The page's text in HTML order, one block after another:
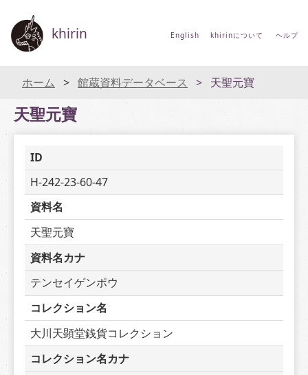
khirin English khirinについて ヘルプ
ホーム 館蔵資料データベース 天聖元寶
天聖元寶
ID
H-242-23-60-47
資料名
天聖元寶
資料名カナ
テンセイゲンポウ
コレクション名
大川天顕堂銭貨コレクション
コレクション名カナ